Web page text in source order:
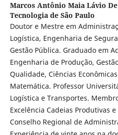
Marcos Antônio Maia Lávio
Tecnologia de São Paulo
Doutor e Mestre em
Logística, Engenharia de
Gestão Pública. Graduado em
Engenharia de Produção,
Qualidade, Ciências
Matemática. Professor
Logística e Transportes.
Excelência Cadeias Produtivas
Conselho Regional de